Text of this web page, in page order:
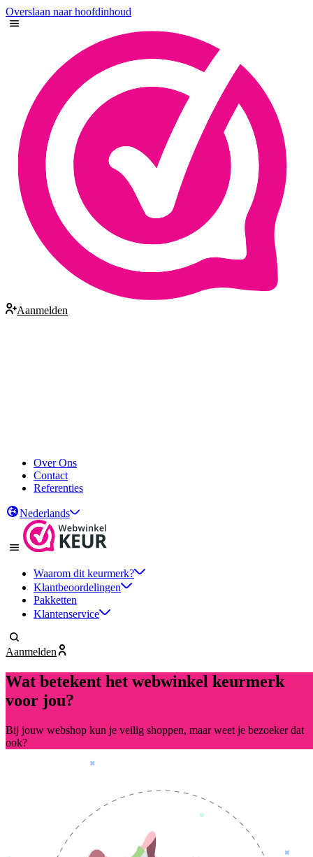
Overslaan naar hoofdinhoud
Aanmelden
Over Ons
Contact
Referenties
Nederlands
Waarom dit keurmerk?
Klantbeoordelingen
Pakketten
Klantenservice
Aanmelden
Wat betekent het webwinkel keurmerk
voor jou?
Bij jouw webshop kun je veilig shoppen, maar weet je bezoeker dat
ook?